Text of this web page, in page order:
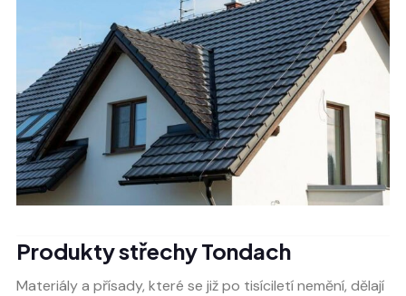
Produkty střechy Tondach
Materiály a přísady, které se již po tisíciletí nemění, dělají